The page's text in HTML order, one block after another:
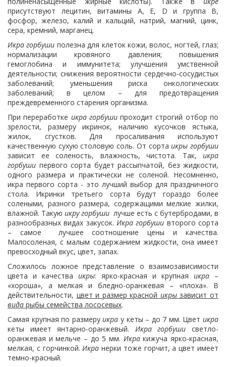
присутствуют лецитин, витамины А, Е, D и группа В,
фосфор, железо, калий и кальций, натрий, магний, цинк,
сера, кремний, марганец.
Икра горбуши полезна для клеток кожи, волос, ногтей, глаз;
нормализации кровяного давления; повышения
гемоглобина и иммунитета; улучшения умственной
деятельности; снижения вероятности сердечно-сосудистых
заболеваний; уменьшения риска онкологических
заболеваний; в целом – для предотвращения
преждевременного старения организма.
При переработке икра горбушипроходит строгий отбор по
зрелости, размеру икринок, наличию кусочков ястыка,
жилок, сгустков. Для просаливания используют
качественную сухую столовую соль. От сортаикры горбуши
зависит ее соленость, влажность, чистота. Так, икра
горбуши первого сорта будет рассыпчатой, без жидкости,
одного размера и практически не соленой. Несомненно,
икра первого сорта - это лучший выбор для праздничного
стола. Икринки третьего сорта будут гораздо более
солеными, разного размера, содержащими мелкие жилки,
влажной. Такую икру горбуши лучше есть с бутербродами, в
разнообразных видах закусок. Икра горбуши второго сорта
– самое лучшее соотношение цены и качества.
Малосоленая, с малым содержанием жидкости, она имеет
превосходный вкус, цвет, запах.
Сложилось ложное представление о взаимозависимости
цвета и качества икры: ярко-красная и крупная икра –
«хороша», а мелкая и бледно-оранжевая – «плоха». В
действительности, цвет и размер красной икрызависит от
вида рыбы семейства лососевых.
Самая крупная по размеруикра у кеты – до 7 мм. Цветикра
кеты имеет янтарно-оранжевый. Икра горбуши светло-
оранжевая и мельче – до 5 мм. Икракижуча ярко-красная,
мелкая, с горчинкой.Икра нерки тоже горчит, а цвет имеет
темно-красный.